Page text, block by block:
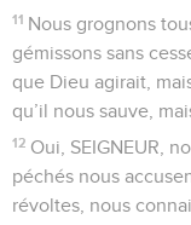
11 Nous grognons
gémissons sans
que Dieu agirait,
qu’il nous sauve,
12 Oui, SEIGNEUR,
péchés nous
révoltes, nous